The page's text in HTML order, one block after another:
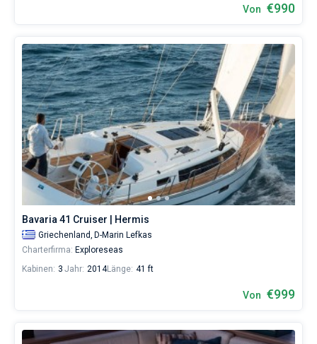
Von €990
Bavaria 41 Cruiser | Hermis
Griechenland, D-Marin Lefkas
Charterfirma: Exploreseas
Kabinen: 3 Jahr: 2014Länge: 41 ft
Von €999